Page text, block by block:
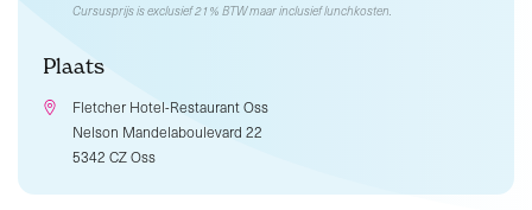
Cursusprijs is exclusief 21% BTW maar inclusief lunchkosten.
Plaats
Fletcher Hotel-Restaurant Oss
Nelson Mandelaboulevard 22
5342 CZ Oss